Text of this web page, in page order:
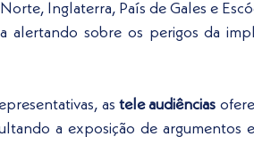
Inglaterra, País de Gales e
as tele audiências
a exposição de argumentos